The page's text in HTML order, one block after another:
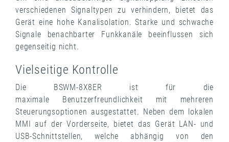
verschiedenen Signaltypen zu verhindern, bietet das
Gerät eine hohe Kanalisolation. Starke und schwache
Signale benachbarter Funkkanäle beeinflussen sich
gegenseitig nicht.
Vielseitige Kontrolle
Die BSWM-8X8ER ist für die
maximale Benutzerfreundlichkeit mit mehreren
Steuerungsoptionen ausgestattet. Neben dem lokalen
MMI auf der Vorderseite, bietet das Gerät LAN- und
USB-Schnittstellen, welche abhängig von den